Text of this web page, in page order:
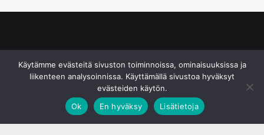
Käytämme evästeitä sivuston toiminnoissa, ominaisuuksissa ja
liikenteen analysoinnissa. Käyttämällä sivustoa hyväksyt
evästeiden käytön.
Ok
En hyväksy Lisätietoja